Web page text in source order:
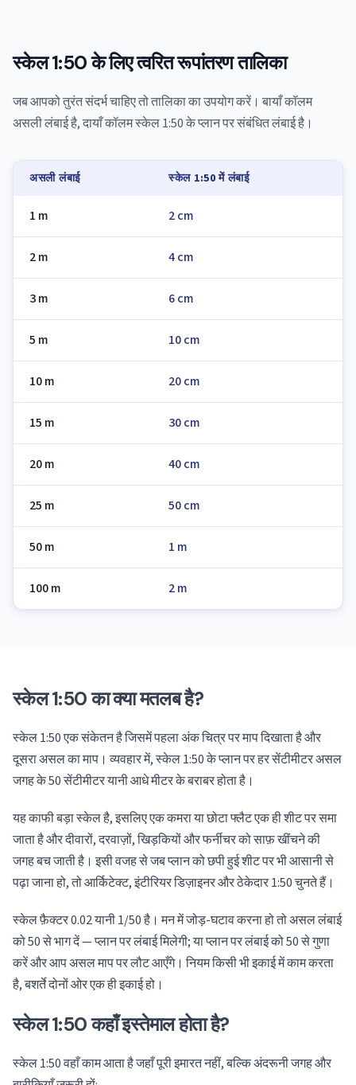
स्केल 1:50 के लिए त्वरित रूपांतरण तालिका
जब आपको तुरंत संदर्भ चाहिए तो तालिका का उपयोग करें। बायाँ कॉलम
असली लंबाई है, दायाँ कॉलम स्केल 1:50 के प्लान पर संबंधित लंबाई है।
असली लंबाई स्केल 1:50 में लंबाई
1 m 2 cm
2 m 4 cm
3 m 6 cm
5 m 10 cm
10 m 20 cm
15 m 30 cm
20 m 40 cm
25 m 50 cm
50 m 1 m
100 m 2 m
स्केल 1:50 का क्या मतलब है?
स्केल 1:50 एक संकेतन है जिसमें पहला अंक चित्र पर माप दिखाता है और
दूसरा असल का माप। व्यवहार में, स्केल 1:50 के प्लान पर हर सेंटीमीटर असल
जगह के 50 सेंटीमीटर यानी आधे मीटर के बराबर होता है।
यह काफी बड़ा स्केल है, इसलिए एक कमरा या छोटा फ्लैट एक ही शीट पर समा
जाता है और दीवारों, दरवाज़ों, खिड़कियों और फर्नीचर को साफ़ खींचने की
जगह बच जाती है। इसी वजह से जब प्लान को छपी हुई शीट पर भी आसानी से
पढ़ा जाना हो, तो आर्किटेक्ट, इंटीरियर डिज़ाइनर और ठेकेदार 1:50 चुनते हैं।
स्केल फ़ैक्टर 0.02 यानी 1/50 है। मन में जोड़-घटाव करना हो तो असल लंबाई
को 50 से भाग दें — प्लान पर लंबाई मिलेगी; या प्लान पर लंबाई को 50 से गुणा
करें और आप असल माप पर लौट आएँगे। नियम किसी भी इकाई में काम करता
है, बशर्ते दोनों ओर एक ही इकाई हो।
स्केल 1:50 कहाँ इस्तेमाल होता है?
स्केल 1:50 वहाँ काम आता है जहाँ पूरी इमारत नहीं, बल्कि अंदरूनी जगह और